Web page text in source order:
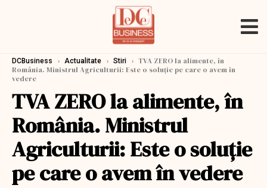
DCBusiness › Actualitate › Stiri › TVA ZERO la alimente, în
România. Ministrul Agriculturii: Este o soluție pe care o avem în
vedere
TVA ZERO la alimente, în
România. Ministrul
Agriculturii: Este o soluție
pe care o avem în vedere